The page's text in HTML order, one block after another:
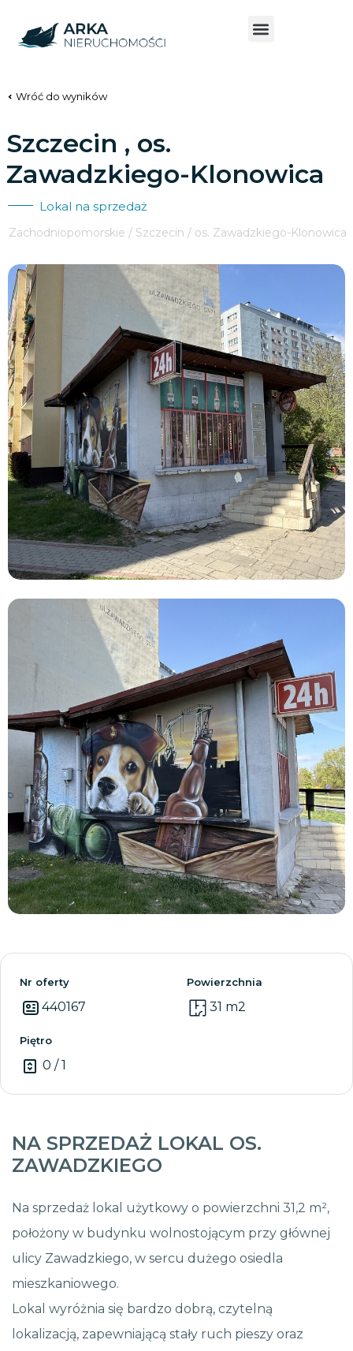
Wróć do wyników
Szczecin , os.
Zawadzkiego-Klonowica
Lokal na sprzedaż
Zachodniopomorskie / Szczecin / os. Zawadzkiego-Klonowica
Zobacz wszystkie
Nr oferty
440167
Powierzchnia
31 m2
Piętro
0 / 1
NA SPRZEDAŻ LOKAL OS.
ZAWADZKIEGO
Na sprzedaż lokal użytkowy o powierzchni 31,2 m²,
położony w budynku wolnostojącym przy głównej
ulicy Zawadzkiego, w sercu dużego osiedla
mieszkaniowego.
Lokal wyróżnia się bardzo dobrą, czytelną
lokalizacją, zapewniającą stały ruch pieszy oraz